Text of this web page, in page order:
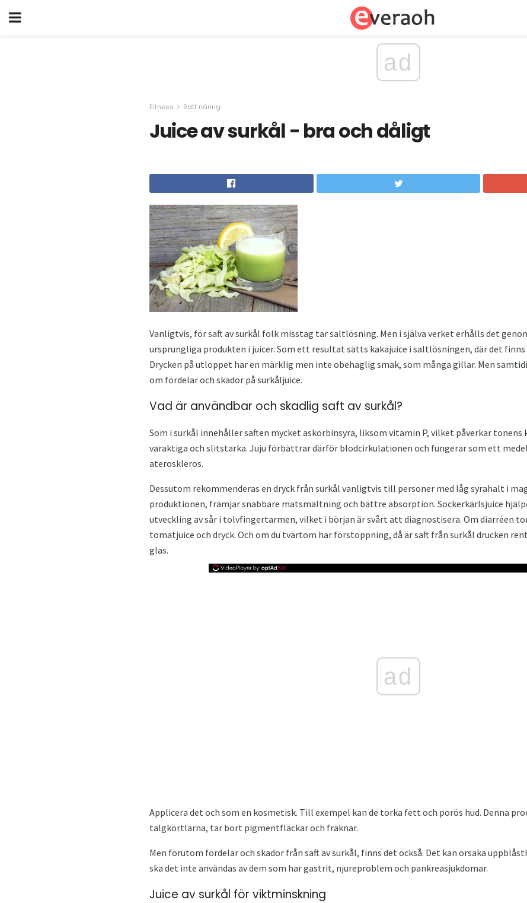
ad
Fitness Rätt näring
Juice av surkål - bra och dåligt
Vanligtvis, för saft av surkål folk misstag tar saltlösning. Men i själva verket erhålls det
ursprungliga produkten i juicer. Som ett resultat sätts kakajuice i saltlösningen, där det finns
Drycken på utloppet har en märklig men inte obehaglig smak, som många gillar. Men
om fördelar och skador på surkåljuice.
Vad är användbar och skadlig saft av surkål?
Som i surkål innehåller saften mycket askorbinsyra, liksom vitamin P, vilket påverkar
varaktiga och slitstarka. Juju förbättrar därför blodcirkulationen och fungerar som ett
ateroskleros.
Dessutom rekommenderas en dryck från surkål vanligtvis till personer med låg syrahalt i
produktionen, främjar snabbare matsmältning och bättre absorption. Sockerkärlsjuice
utveckling av sår i tolvfingertarmen, vilket i början är svårt att diagnostisera. Om diarréen
tomatjuice och dryck. Och om du tvärtom har förstoppning, då är saft från surkål drucken
glas.
ad
Applicera det och som en kosmetisk. Till exempel kan de torka fett och porös hud. Denna
talgkörtlarna, tar bort pigmentfläckar och fräknar.
Men förutom fördelar och skador från saft av surkål, finns det också. Det kan orsaka
ska det inte användas av dem som har gastrit, njureproblem och pankreasjukdomar.
Juice av surkål för viktminskning